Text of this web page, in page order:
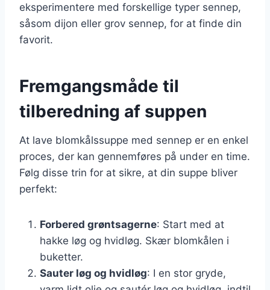
eksperimentere med forskellige typer sennep,
såsom dijon eller grov sennep, for at finde din
favorit.
Fremgangsmåde til
tilberedning af suppen
At lave blomkålssuppe med sennep er en enkel
proces, der kan gennemføres på under en time.
Følg disse trin for at sikre, at din suppe bliver
perfekt:
Forbered grøntsagerne: Start med at
hakke løg og hvidløg. Skær blomkålen i
buketter.
Sauter løg og hvidløg: I en stor gryde,